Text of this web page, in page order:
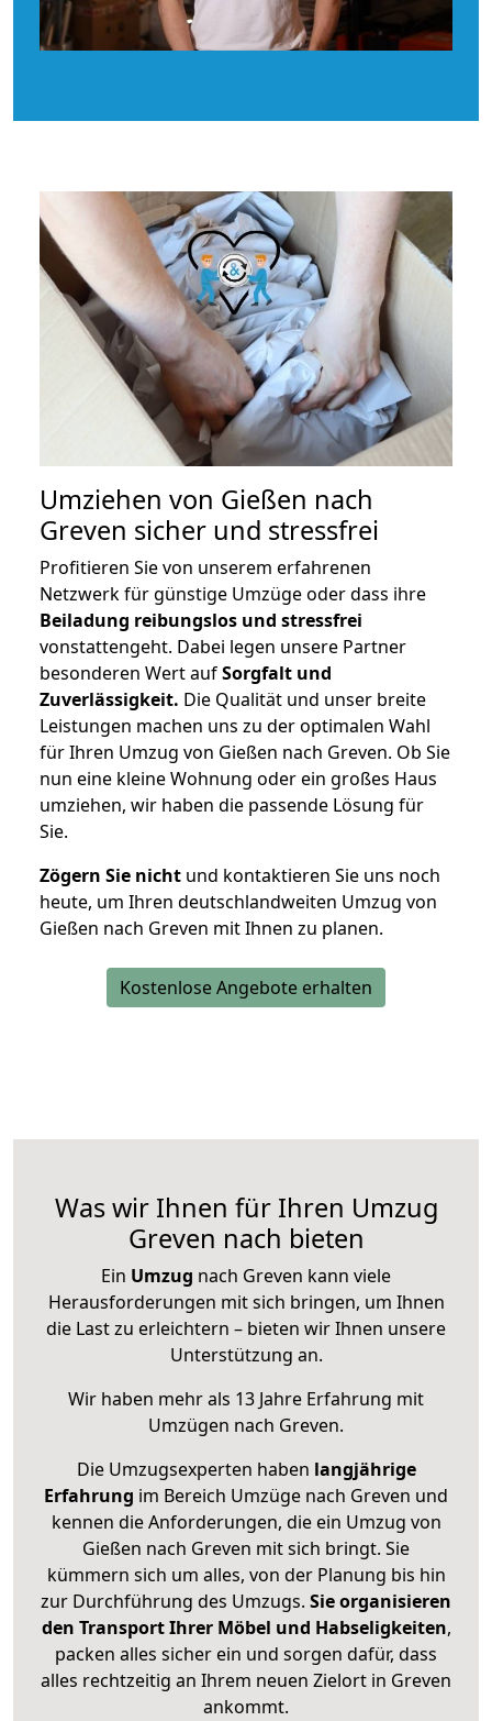
Umziehen von Gießen nach
Greven sicher und stressfrei
Profitieren Sie von unserem erfahrenen
Netzwerk für günstige Umzüge oder dass ihre
Beiladung reibungslos und stressfrei
vonstattengeht. Dabei legen unsere Partner
besonderen Wert aufSorgfalt und
Zuverlässigkeit. Die Qualität und unser breite
Leistungen machen uns zu der optimalen Wahl
für Ihren Umzug von Gießen nach Greven. Ob Sie
nun eine kleine Wohnung oder ein großes Haus
umziehen, wir haben die passende Lösung für
Sie.
Zögern Sie nicht und kontaktieren Sie uns noch
heute, um Ihren deutschlandweiten Umzug von
Gießen nach Greven mit Ihnen zu planen.
Kostenlose Angebote erhalten
Was wir Ihnen für Ihren Umzug
Greven nach bieten
Ein Umzug nach Greven kann viele
Herausforderungen mit sich bringen, um Ihnen
die Last zu erleichtern – bieten wir Ihnen unsere
Unterstützung an.
Wir haben mehr als 13 Jahre Erfahrung mit
Umzügen nach Greven.
Die Umzugsexperten haben langjährige
Erfahrung im Bereich Umzüge nach Greven und
kennen die Anforderungen, die ein Umzug von
Gießen nach Greven mit sich bringt. Sie
kümmern sich um alles, von der Planung bis hin
zur Durchführung des Umzugs. Sie organisieren
den Transport Ihrer Möbel und Habseligkeiten,
packen alles sicher ein und sorgen dafür, dass
alles rechtzeitig an Ihrem neuen Zielort in Greven
ankommt.